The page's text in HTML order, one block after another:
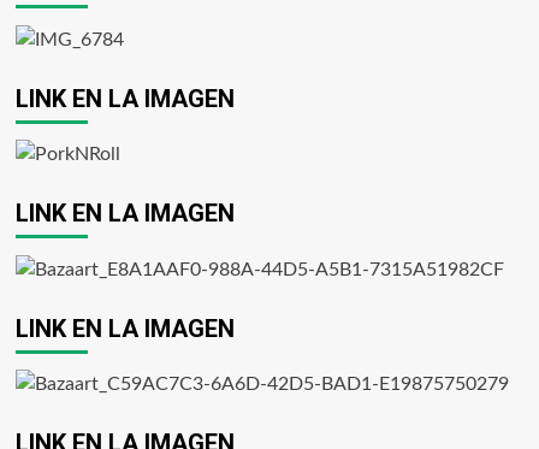
LINK EN LA IMAGEN
LINK EN LA IMAGEN
LINK EN LA IMAGEN
LINK EN LA IMAGEN